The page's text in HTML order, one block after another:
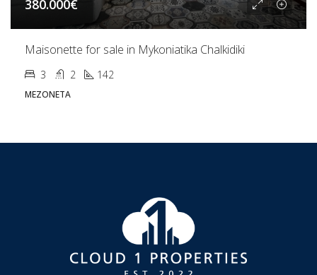
380.000€
Maisonette for sale in Mykoniatika Chalkidiki
3 2 142
ΜΕΖΟΝΈΤΑ